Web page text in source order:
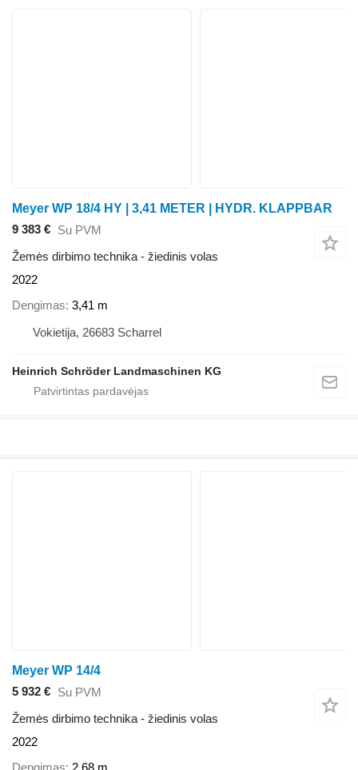
Meyer WP 18/4 HY | 3,41 METER | HYDR. KLAPPBAR
9 383 € Su PVM
Žemės dirbimo technika - žiedinis volas
2022
Dengimas 3,41 m
Vokietija, 26683 Scharrel
Heinrich Schröder Landmaschinen KG
Meyer WP 14/4
5 932 € Su PVM
Žemės dirbimo technika - žiedinis volas
2022